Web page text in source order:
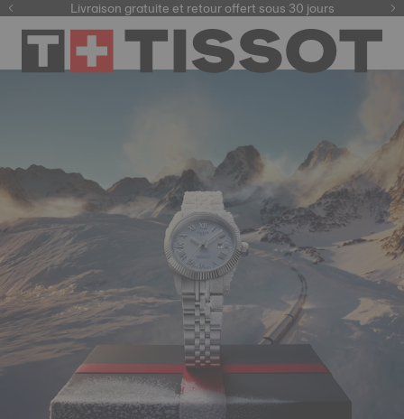
Livraison gratuite et retour offert sous 30 jours